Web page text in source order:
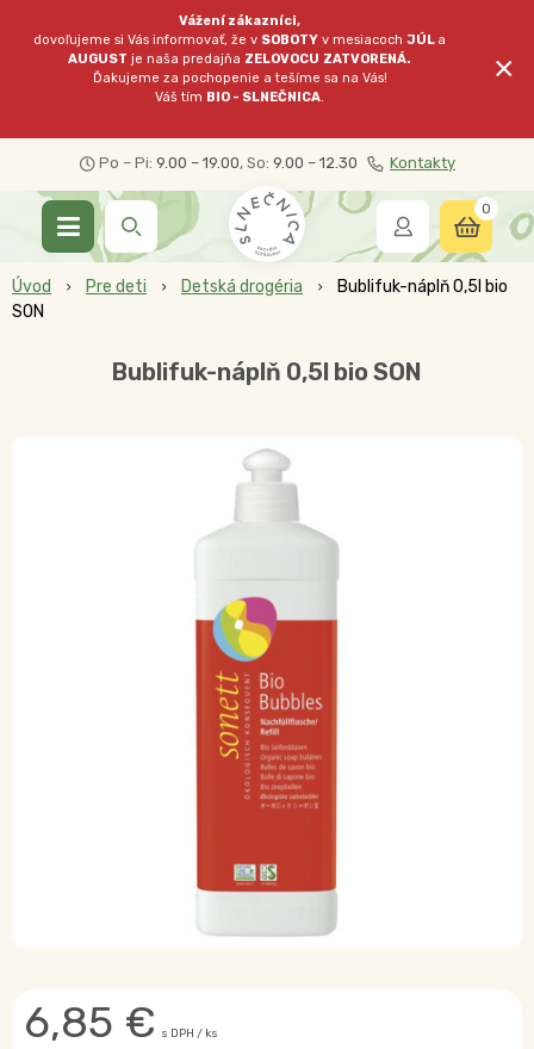
Vážení zákazníci,
dovoľujeme si Vás informovať, že v SOBOTY v mesiacochJÚL a
AUGUST je naša predajňa ZELOVOCU ZATVORENÁ.
Ďakujeme za pochopenie a tešíme sa na Vás!
Váš tím BIO - SLNEČNICA.
×
Po – Pi: 9.00 – 19.00, So: 9.00 – 12.30 Kontakty
0
Úvod Pre deti Detská drogéria
Bublifuk-náplň 0,5l bio
SON
Bublifuk-náplň 0,5l bio SON
6,85 € s DPH / ks